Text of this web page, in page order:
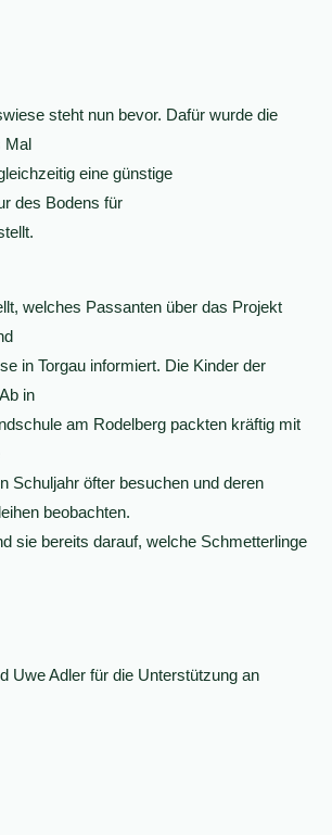
steht nun bevor. Dafür wurde die
Mal
eine günstige
des Bodens für
welches Passanten über das Projekt
in Torgau informiert. Die Kinder der
in
am Rodelberg packten kräftig mit
Schuljahr öfter besuchen und deren
beobachten.
sie bereits darauf, welche Schmetterlinge
Uwe Adler für die Unterstützung an